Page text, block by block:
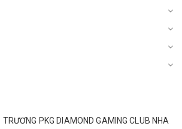
TRƯƠNG PKG DIAMOND GAMING CLUB NHA